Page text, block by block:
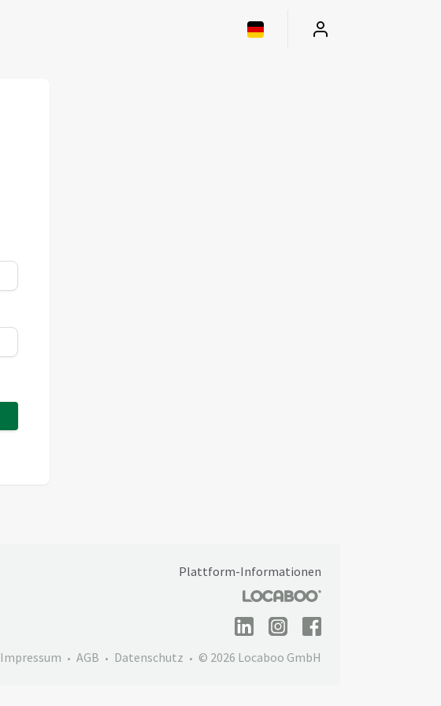
Plattform-Informationen
Impressum AGB Datenschutz © 2026 Locaboo GmbH